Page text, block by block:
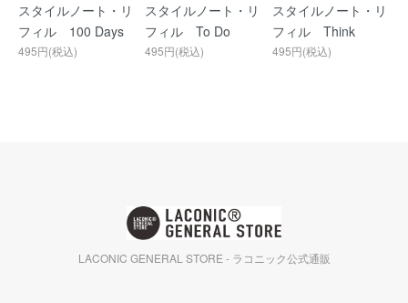
スタイルノート・リ
フィル 100 Days
495円(税込)
スタイルノート・リ
フィル To Do
495円(税込)
スタイルノート・リ
フィル Think
495円(税込)
LACONIC GENERAL STORE - ラコニック公式通販